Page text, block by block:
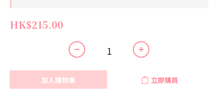
HK$215.00
加入購物車 立即購買